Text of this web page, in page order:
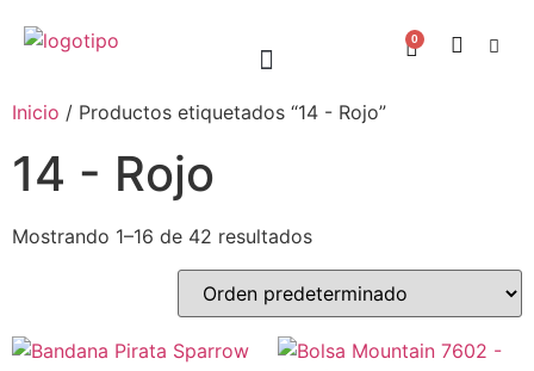
0
Inicio / Productos etiquetados “14 - Rojo”
14 - Rojo
Mostrando 1–16 de 42 resultados